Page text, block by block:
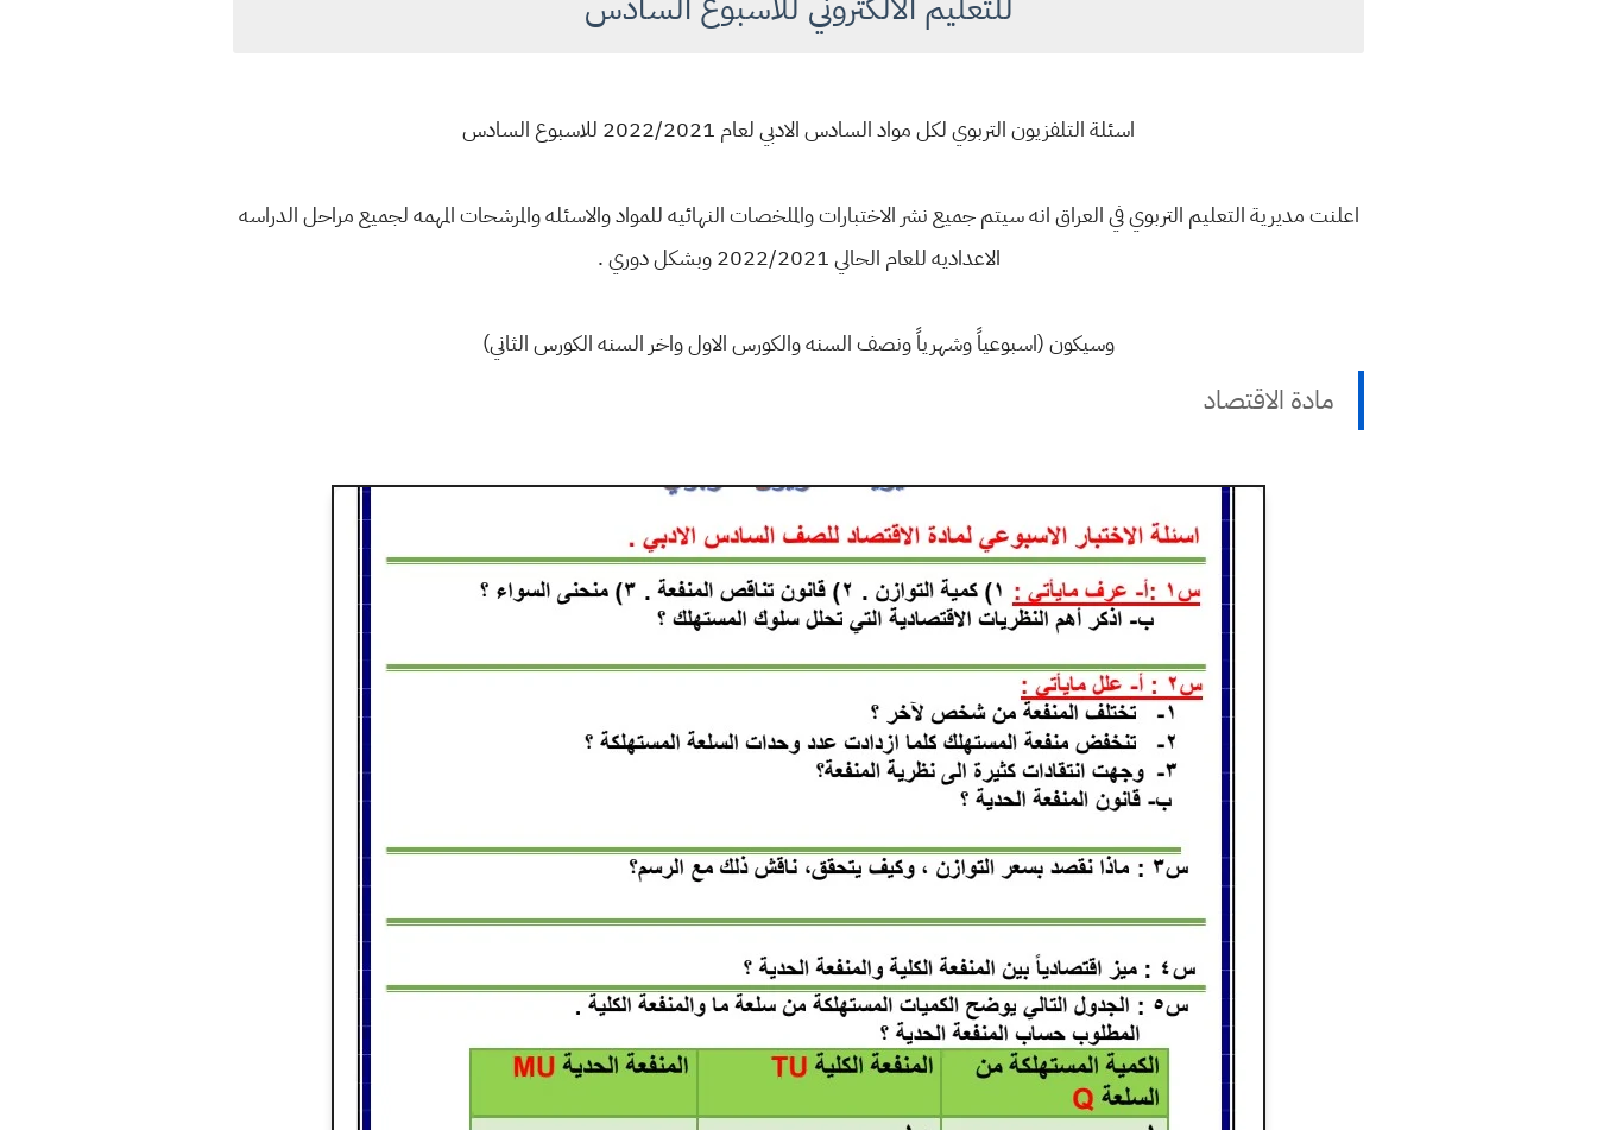
اسئلة التلفزيون التربوي لكل مواد السادس الادبي لعام 2022/2021 للاسبوع السادس
اعلنت مديرية التعليم التربوي في العراق انه سيتم جميع نشر الاختبارات والملخصات النهائيه للمواد والاسئله والمرشحات المهمه لجميع مراحل الدراسه
الاعداديه للعام الحالي 2022/2021 وبشكل دوري .
وسيكون (اسبوعياً وشهرياً ونصف السنه والكورس الاول واخر السنه الكورس الثاني)
مادة الاقتصاد